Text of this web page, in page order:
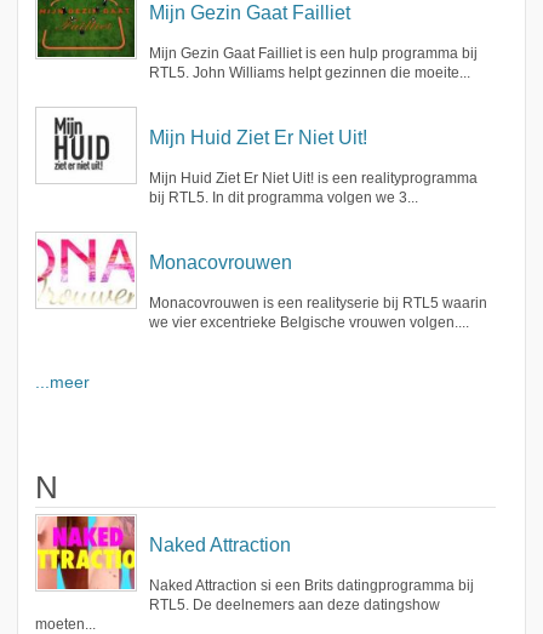
Mijn Gezin Gaat Failliet
Mijn Gezin Gaat Failliet is een hulp programma bij
RTL5. John Williams helpt gezinnen die moeite...
Mijn Huid Ziet Er Niet Uit!
Mijn Huid Ziet Er Niet Uit! is een realityprogramma
bij RTL5. In dit programma volgen we 3...
Monacovrouwen
Monacovrouwen is een realityserie bij RTL5 waarin
we vier excentrieke Belgische vrouwen volgen....
...meer
N
Naked Attraction
Naked Attraction si een Brits datingprogramma bij
RTL5. De deelnemers aan deze datingshow
moeten...